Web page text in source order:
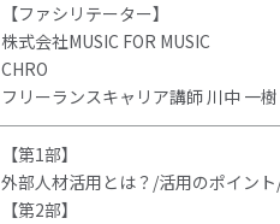
【ファシリテーター】
株式会社MUSIC FOR MUSIC
CHRO
フリーランスキャリア講師 川中 一
【第1部】
外部人材活用とは？/活用のポイン
【第2部】